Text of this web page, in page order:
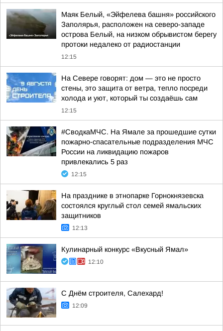
Маяк Белый, «Эйфелева башня» российского
Заполярья, расположен на северо-западе
острова Белый, на низком обрывистом берегу
протоки недалеко от радиостанции
12:15
На Севере говорят: дом — это не просто
стены, это защита от ветра, тепло посреди
холода и уют, который ты создаёшь сам
12:15
#СводкаМЧС. На Ямале за прошедшие сутки
пожарно-спасательные подразделения МЧС
России на ликвидацию пожаров
привлекались 5 раз
12:15
На празднике в этнопарке Горнокнязевска
состоялся круглый стол семей ямальских
защитников
12:13
Кулинарный конкурс «Вкусный Ямал»
12:10
С Днём строителя, Салехард!
12:09